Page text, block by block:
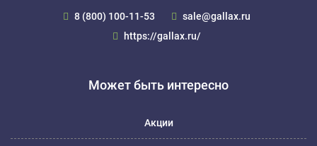
8 (800) 100-11-53
sale@gallax.ru
https://gallax.ru/
Может быть интересно
Акции